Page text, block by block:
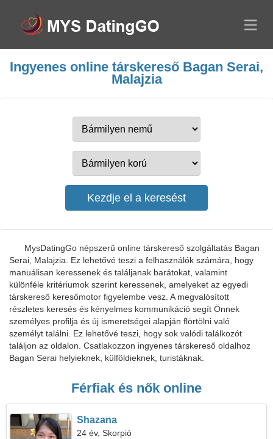
Ingyenes online társkereső Bagan Serai,
Malajzia
MysDatingGo népszerű online társkereső szolgáltatás Bagan
Serai, Malajzia. Ez lehetővé teszi a felhasználók számára, hogy
manuálisan keressenek és találjanak barátokat, valamint
különféle kritériumok szerint keressenek, amelyeket az egyedi
társkereső keresőmotor figyelembe vesz. A megvalósított
részletes keresés és kényelmes kommunikáció segít Önnek
személyes profilja és új ismeretségei alapján flörtölni való
személyt találni. Ez lehetővé teszi, hogy sok valódi találkozót
találjon az oldalon. Csatlakozzon ingyenes társkereső oldalhoz
Bagan Serai helyieknek, külföldieknek, turistáknak.
Férfiak és nők online
Shazana
24 év, Skorpió